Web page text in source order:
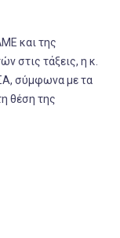
και της
στις τάξεις, η κ.
σύμφωνα με τα
θέση της